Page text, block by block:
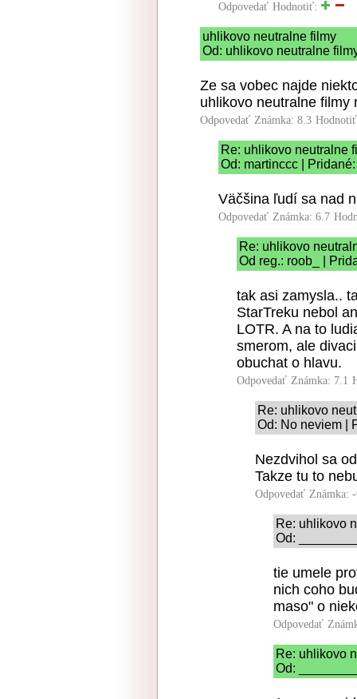
Odpovedať Hodnotiť:
uhlikovo neutralne filmy
Od: uhlikovo neutralne
Ze sa vobec najde
uhlikovo neutralne filmy
Odpovedať Známka: 8.3
Re: uhlikovo neutralne
Od: martinccc |
Väčšina ľudí sa nad
Odpovedať Známka: 6.7
Re: uhlikovo
Od reg.: roob_ |
tak asi zamysla..
StarTreku nebol
LOTR. A na to
smerom, ale
obuchat o hlavu.
Odpovedať Známka: 7.1
Re: uhlikovo
Od: No neviem |
Nezdvihol sa
Takze tu to
Odpovedať Známka:
Re: uhlikovo
Od:
tie umele
nich coho
maso" o
Odpovedať
Re: uhlikovo
Od: